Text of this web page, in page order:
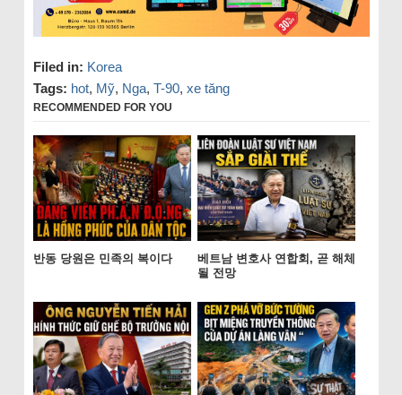
Filed in: Korea
Tags: hot, Mỹ, Nga, T-90, xe tăng
RECOMMENDED FOR YOU
반동 당원은 민족의 복이다
베트남 변호사 연합회, 곧 해체
될 전망